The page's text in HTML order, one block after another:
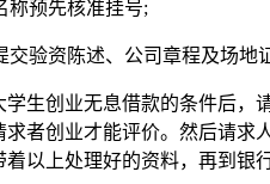
称预先核准挂号;
验资陈述、公司章程及场地
生创业无息借款的条件后，
者创业才能评价。然后请求
以上处理好的资料，再到银